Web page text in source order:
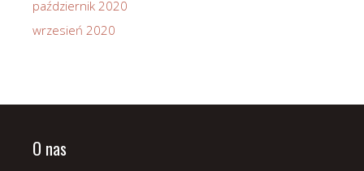
październik 2020
wrzesień 2020
O nas